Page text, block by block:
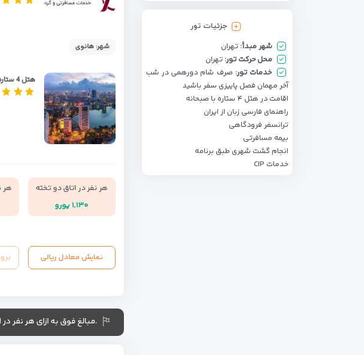
جزئیات تور
شهر مبدأ: تهران
محل حرکت تور: تهران
خدمات تور: صرف شام دورهمی در شب
آخر مهمان فصل پاییزی سفر باشید
اقامت در هتل ۴ ستاره با صبحانه
راهنمای فارسی زبان از ایران
ترانسفر فرودگاهی
بیمه مسافرتی
انجام گشت شهری طبق برنامه
خدمات CIP
شهر: هانوی
هتل 4 ستاره هانوی
هر نفر در اتاق دو تخته
۱,۱۳۰ یورو
هر
نمایش معادل ریالی
.مبالغ فوق به ازای هر نفر